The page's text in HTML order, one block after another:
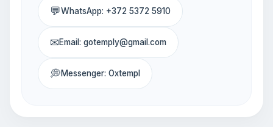
💬WhatsApp: +372 5372 5910
✉Email: gotemply@gmail.com
💭Messenger: Oxtempl